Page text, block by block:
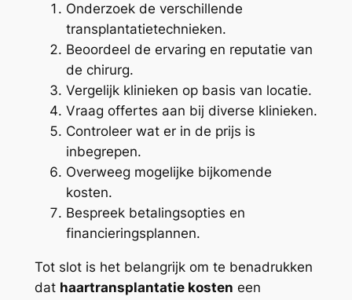
Onderzoek de verschillende
transplantatietechnieken.
Beoordeel de ervaring en reputatie van
de chirurg.
Vergelijk klinieken op basis van locatie.
Vraag offertes aan bij diverse klinieken.
Controleer wat er in de prijs is
inbegrepen.
Overweeg mogelijke bijkomende
kosten.
Bespreek betalingsopties en
financieringsplannen.
Tot slot is het belangrijk om te benadrukken
dat haartransplantatie kosten een